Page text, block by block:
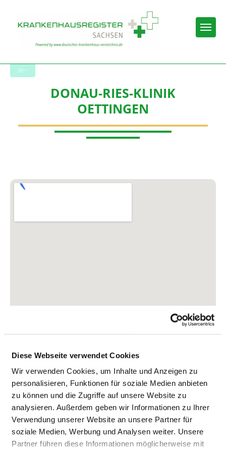
Diese Webseite verwendet Cookies
Wir verwenden Cookies, um Inhalte und Anzeigen zu
personalisieren, Funktionen für soziale Medien anbieten
zu können und die Zugriffe auf unsere Website zu
analysieren. Außerdem geben wir Informationen zu Ihrer
Verwendung unserer Website an unsere Partner für
soziale Medien, Werbung und Analysen weiter. Unsere
Partner führen diese Informationen möglicherweise mit
DONAU-RIES-KLINIK
OETTINGEN
Kellerstraße 15
86732 Oettingen in Bayern
Tel.:0906-782-0
Mail:ed.nekinilknod@ofni
Anfahrt